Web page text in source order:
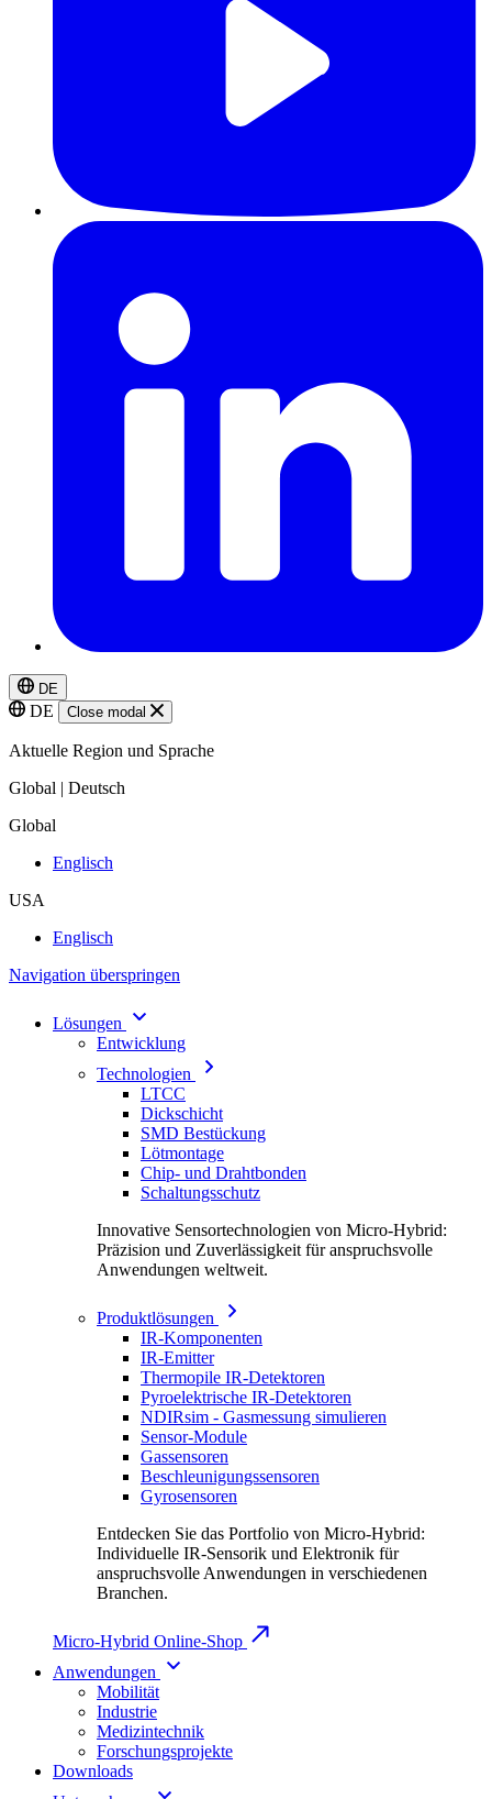
DE
DE Close modal
Aktuelle Region und Sprache
Global | Deutsch
Global
Englisch
USA
Englisch
Navigation überspringen
Lösungen
Entwicklung
Technologien
LTCC
Dickschicht
SMD Bestückung
Lötmontage
Chip- und Drahtbonden
Schaltungsschutz
Innovative Sensortechnologien von Micro-Hybrid:
Präzision und Zuverlässigkeit für anspruchsvolle
Anwendungen weltweit.
Produktlösungen
IR-Komponenten
IR-Emitter
Thermopile IR-Detektoren
Pyroelektrische IR-Detektoren
NDIRsim - Gasmessung simulieren
Sensor-Module
Gassensoren
Beschleunigungssensoren
Gyrosensoren
Entdecken Sie das Portfolio von Micro-Hybrid:
Individuelle IR-Sensorik und Elektronik für
anspruchsvolle Anwendungen in verschiedenen
Branchen.
Micro-Hybrid Online-Shop
Anwendungen
Mobilität
Industrie
Medizintechnik
Forschungsprojekte
Downloads